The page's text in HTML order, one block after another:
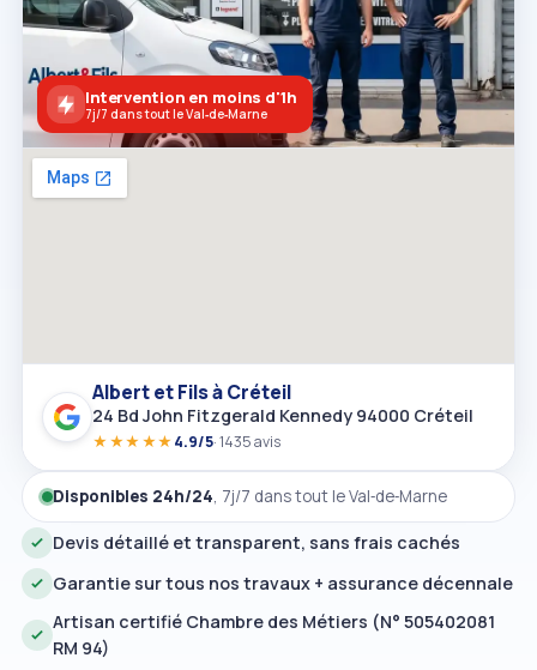
Devis détaillé et transparent, sans frais cachés
Garantie sur tous nos travaux + assurance décennale
Artisan certifié Chambre des Métiers (N° 505402081
RM 94)
Disponibles 24h/24, 7j/7 dans tout le Val‑de‑Marne
Intervention en moins d'1h
7j/7 dans tout le Val‑de‑Marne
Albert et Fils à Créteil
24 Bd John Fitzgerald Kennedy 94000 Créteil
★★★★★ 4.9/5· 1435 avis